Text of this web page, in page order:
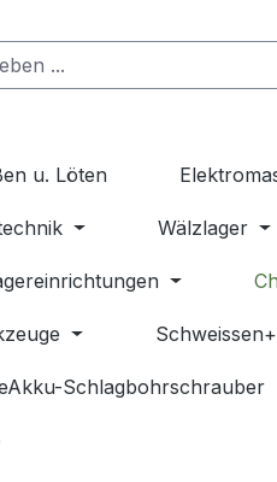
u. Löten
Wälzlager
Schlagbohrschrauber